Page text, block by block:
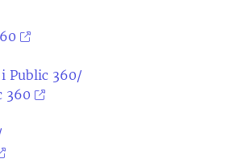
Public 360/
360